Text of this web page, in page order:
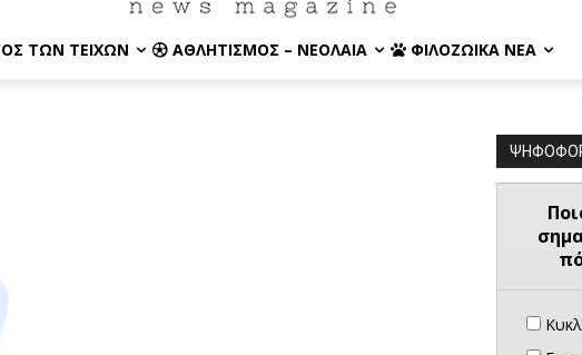
ΤΩΝ ΤΕΙΧΏΝ ΑΘΛΗΤΙΣΜΌΣ – ΝΕΟΛΑΊΑ ΦΙΛΟΖΩΙΚΆ ΝΈΑ